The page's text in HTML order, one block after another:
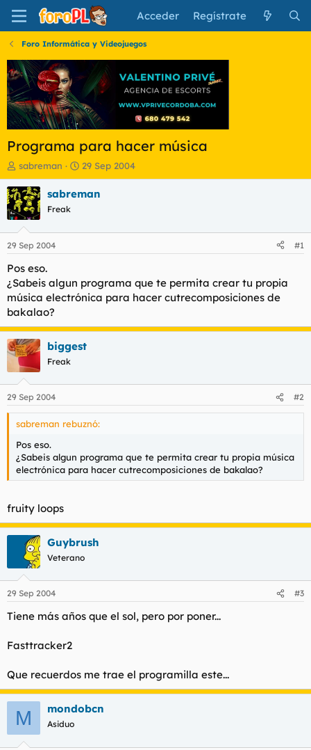
Acceder Regístrate
Foro Informática y Videojuegos
Programa para hacer música
I
n
i
c
i
a
d
o
r
e
l
t
e
m
a
sabreman
F
e
c
i
c
i
29 Sep 2004
sabreman
Freak
29 Sep 2004 #1
Pos eso.
¿Sabeis algun programa que te permita crear tu propia
música electrónica para hacer cutrecomposiciones de
bakalao?
biggest
Freak
29 Sep 2004 #2
sabreman rebuznó:
Pos eso.
¿Sabeis algun programa que te permita crear tu propia música
electrónica para hacer cutrecomposiciones de bakalao?
fruity loops
Guybrush
Veterano
29 Sep 2004 #3
Tiene más años que el sol, pero por poner...
Fasttracker2
Que recuerdos me trae el programilla este...
M mondobcn
Asiduo